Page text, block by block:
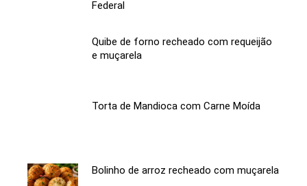
Federal
Quibe de forno recheado com requeijão
e muçarela
Torta de Mandioca com Carne Moída
Bolinho de arroz recheado com muçarela